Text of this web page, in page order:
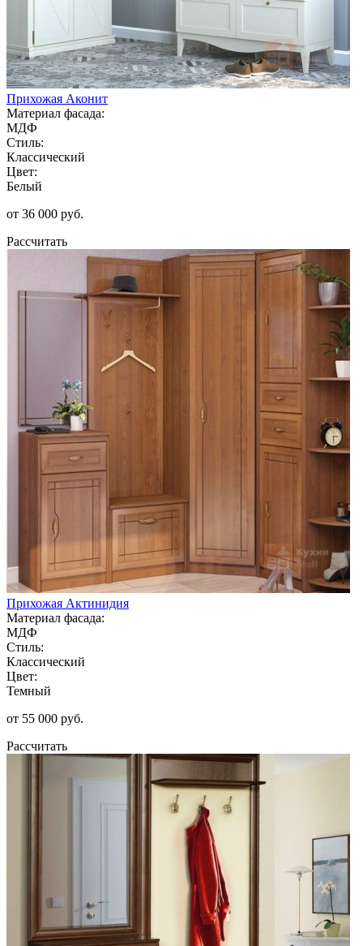
Прихожая Аконит
Материал фасада:
МДФ
Стиль:
Классический
Цвет:
Белый
от 36 000 руб.
Рассчитать
Прихожая Актинидия
Материал фасада:
МДФ
Стиль:
Классический
Цвет:
Темный
от 55 000 руб.
Рассчитать